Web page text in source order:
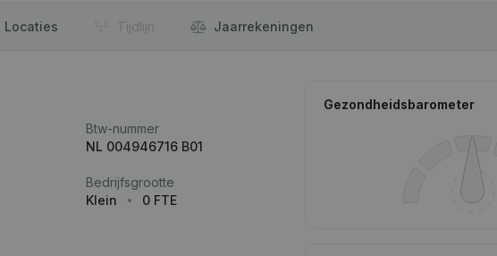
Locaties Tijdlijn Jaar­rekeningen
Btw-nummer
NL 004946716 B01
Bedrijfsgrootte
Klein
0 FTE
Gezondheidsbarometer